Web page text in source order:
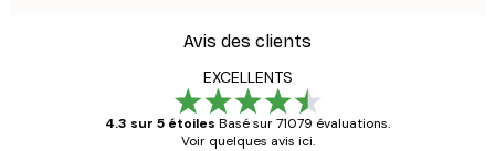
Avis des clients
EXCELLENTS
4.3 sur 5 étoiles Basé sur 71079 évaluations.
Voir quelques avis ici.